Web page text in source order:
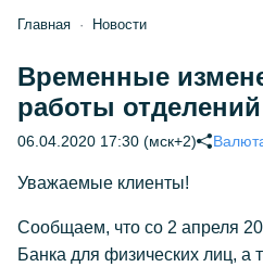
Главная Новости
Временные
работы
06.04.2020 17:30 (мск+2)
Уважаемые клиенты!
Сообщаем, что со 2 апреля
Банка для физических лиц, а